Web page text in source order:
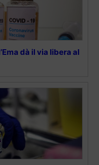
dà il via libera al